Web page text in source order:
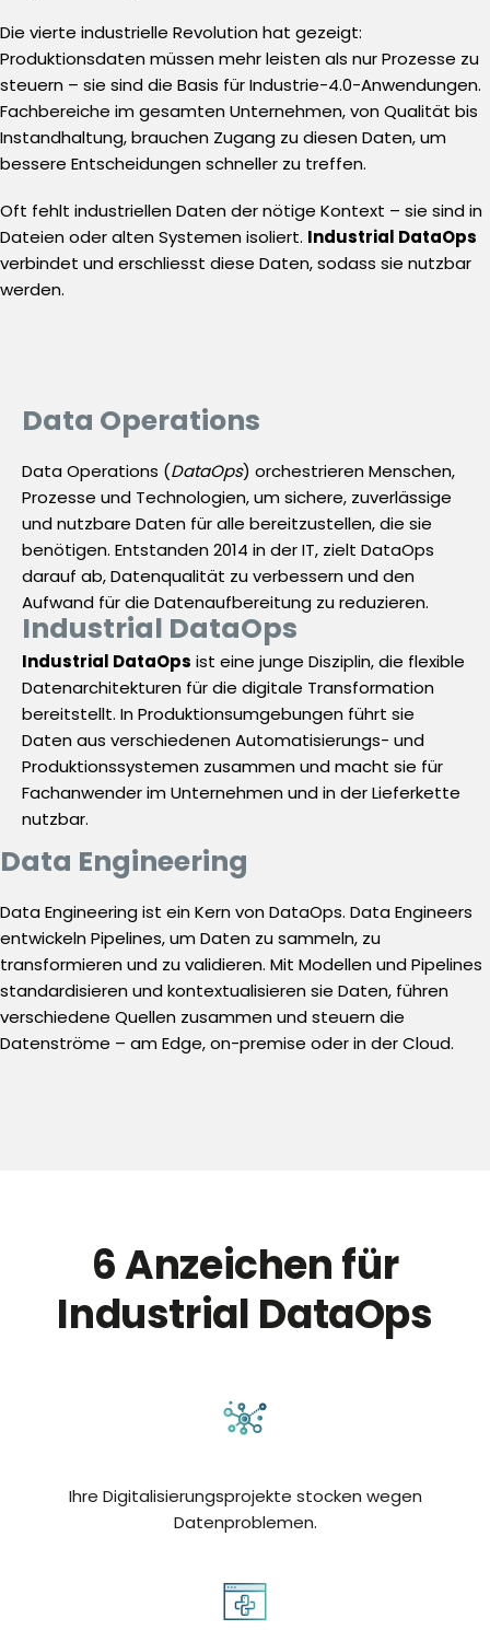
Die vierte industrielle Revolution hat gezeigt:
Produktionsdaten müssen mehr leisten als nur Prozesse zu
steuern – sie sind die Basis für Industrie-4.0-Anwendungen.
Fachbereiche im gesamten Unternehmen, von Qualität bis
Instandhaltung, brauchen Zugang zu diesen Daten, um
bessere Entscheidungen schneller zu treffen.
Oft fehlt industriellen Daten der nötige Kontext – sie sind in
Dateien oder alten Systemen isoliert. Industrial DataOps
verbindet und erschliesst diese Daten, sodass sie nutzbar
werden.
Data Operations
Data Operations (DataOps) orchestrieren Menschen,
Prozesse und Technologien, um sichere, zuverlässige
und nutzbare Daten für alle bereitzustellen, die sie
benötigen. Entstanden 2014 in der IT, zielt DataOps
darauf ab, Datenqualität zu verbessern und den
Aufwand für die Datenaufbereitung zu reduzieren.
Industrial DataOps
Industrial DataOps ist eine junge Disziplin, die flexible
Datenarchitekturen für die digitale Transformation
bereitstellt. In Produktionsumgebungen führt sie
Daten aus verschiedenen Automatisierungs- und
Produktionssystemen zusammen und macht sie für
Fachanwender im Unternehmen und in der Lieferkette
nutzbar.
Data Engineering
Data Engineering ist ein Kern von DataOps. Data Engineers
entwickeln Pipelines, um Daten zu sammeln, zu
transformieren und zu validieren. Mit Modellen und Pipelines
standardisieren und kontextualisieren sie Daten, führen
verschiedene Quellen zusammen und steuern die
Datenströme – am Edge, on-premise oder in der Cloud.
6 Anzeichen für
Industrial DataOps
Ihre Digitalisierungsprojekte stocken wegen
Datenproblemen.